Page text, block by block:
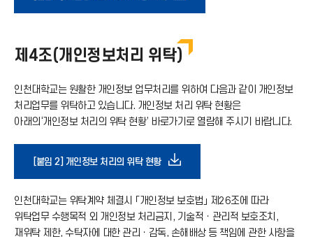
아
이
로
드
콘
제4조(개인정보처리 위탁)
인천대학교는 원활한 개인정보 업무처리를 위하여 다음과 같이 개인정보
처리업무를 위탁하고 있습니다. 개인정보 처리 위탁 현황은
아래의‘개인정보 처리의 위탁 현황’ 바로가기로 열람해 주시기 바랍니다.
[붙임 2] 개인정보 처리의 위탁 현황다
운
로
인천대학교는 위탁계약 체결시 「개인정보 보호법」 제26조에 따라
위탁업무 수행목적 외 개인정보 처리금지, 기술적ㆍ관리적 보호조치,
재위탁 제한, 수탁자에 대한 관리ㆍ감독, 손해배상 등 책임에 관한 사항을